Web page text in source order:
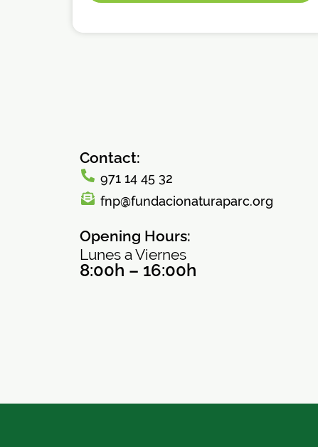
Contact:
971 14 45 32
fnp@fundacionaturaparc.org
Opening Hours:
Lunes a Viernes
8:00h – 16:00h